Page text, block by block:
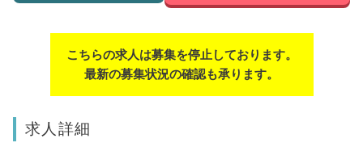
こちらの求人は募集を停止しております。
最新の募集状況の確認も承ります。
求人詳細